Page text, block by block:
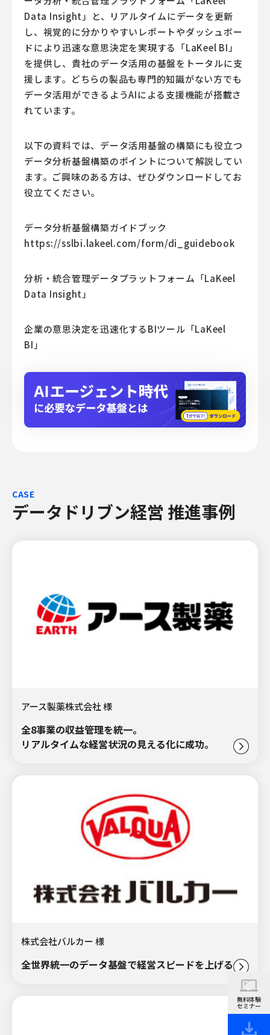
無料体験
セミナー
Data Insight」と、リアルタイムにデータを更新
し、視覚的に分かりやすいレポートやダッシュボー
ドにより迅速な意思決定を実現する「LaKeel BI」
を提供し、貴社のデータ活用の基盤をトータルに支
援します。どちらの製品も専門的知識がない方でも
データ活用ができるようAIによる支援機能が搭載さ
れています。
以下の資料では、データ活用基盤の構築にも役立つ
データ分析基盤構築のポイントについて解説してい
ます。ご興味のある方は、ぜひダウンロードしてお
役立てください。
データ分析基盤構築ガイドブック
https://sslbi.lakeel.com/form/di_guidebook
分析・統合管理データプラットフォーム「LaKeel
Data Insight」
企業の意思決定を迅速化するBIツール「LaKeel
BI」
CASE
データドリブン経営 推進事例
アース製薬株式会社 様
全8事業の収益管理を統一。
リアルタイムな経営状況の見える化に成功。
株式会社バルカー 様
全世界統一のデータ基盤で経営スピードを上げる。